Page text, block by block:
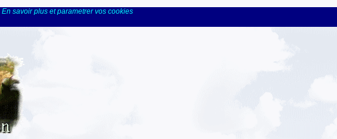
En savoir plus et parametrer vos cookies